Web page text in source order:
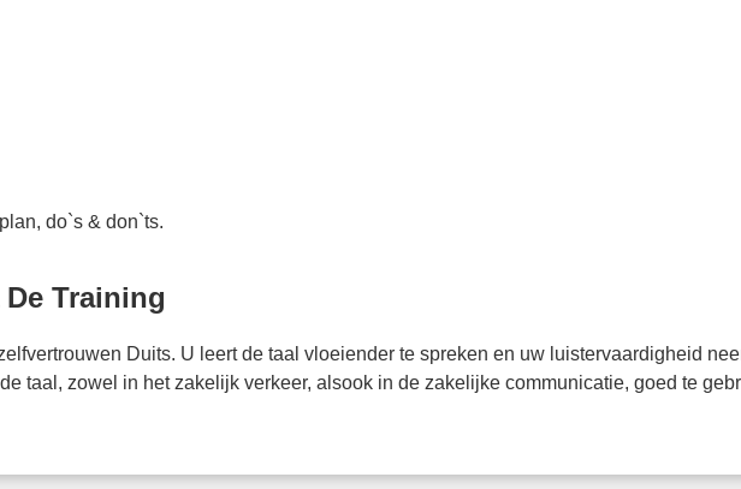
do`s & don`ts.
Training
Duits. U leert de taal vloeiender te spreken en uw luistervaardigheid
taal, zowel in het zakelijk verkeer, alsook in de zakelijke communicatie, goed te